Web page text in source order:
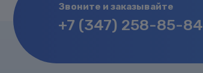
Звоните и заказывайте
+7 (347) 258-85-84